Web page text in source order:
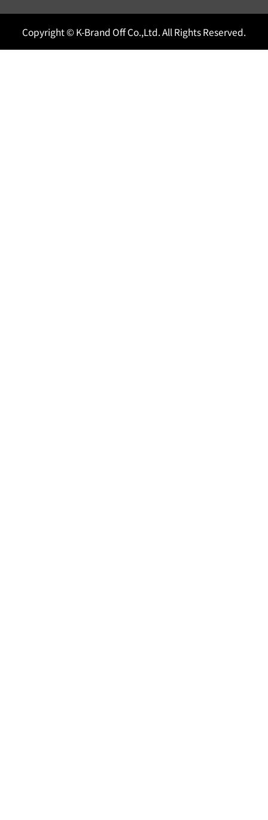
Copyright © K-Brand Off Co.,Ltd. All Rights Reserved.